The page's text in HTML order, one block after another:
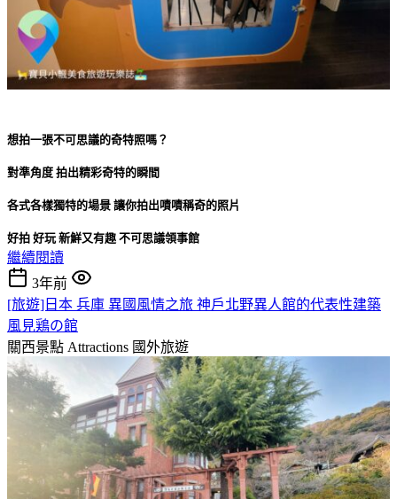
想拍一張不可思議的奇特照嗎？
對準角度 拍出精彩奇特的瞬間
各式各樣獨特的場景 讓你拍出嘖嘖稱奇的照片
好拍 好玩 新鮮又有趣 不可思議領事館
繼續閱讀
3年前
[旅遊]日本 兵庫 異國風情之旅 神戶北野異人館的代表性建築
風見鶏の館
關西景點 Attractions 國外旅遊